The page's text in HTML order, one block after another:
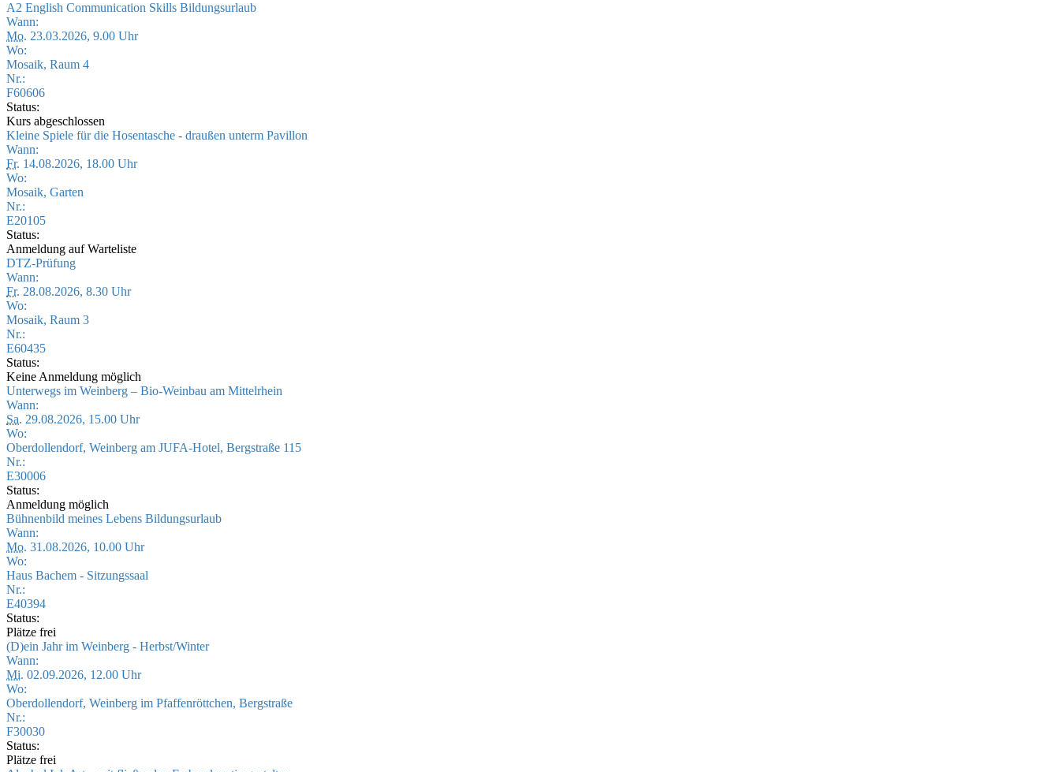
A2 English Communication Skills Bildungsurlaub
Wann:
Mo. 23.03.2026, 9.00 Uhr
Wo:
Mosaik, Raum 4
Nr.:
F60606
Status:
Kurs abgeschlossen
Kleine Spiele für die Hosentasche - draußen unterm Pavillon
Wann:
Fr. 14.08.2026, 18.00 Uhr
Wo:
Mosaik, Garten
Nr.:
E20105
Status:
Anmeldung auf Warteliste
DTZ-Prüfung
Wann:
Fr. 28.08.2026, 8.30 Uhr
Wo:
Mosaik, Raum 3
Nr.:
E60435
Status:
Keine Anmeldung möglich
Unterwegs im Weinberg – Bio-Weinbau am Mittelrhein
Wann:
Sa. 29.08.2026, 15.00 Uhr
Wo:
Oberdollendorf, Weinberg am JUFA-Hotel, Bergstraße 115
Nr.:
E30006
Status:
Anmeldung möglich
Bühnenbild meines Lebens Bildungsurlaub
Wann:
Mo. 31.08.2026, 10.00 Uhr
Wo:
Haus Bachem - Sitzungssaal
Nr.:
E40394
Status:
Plätze frei
(D)ein Jahr im Weinberg - Herbst/Winter
Wann:
Mi. 02.09.2026, 12.00 Uhr
Wo:
Oberdollendorf, Weinberg im Pfaffenröttchen, Bergstraße
Nr.:
F30030
Status:
Plätze frei